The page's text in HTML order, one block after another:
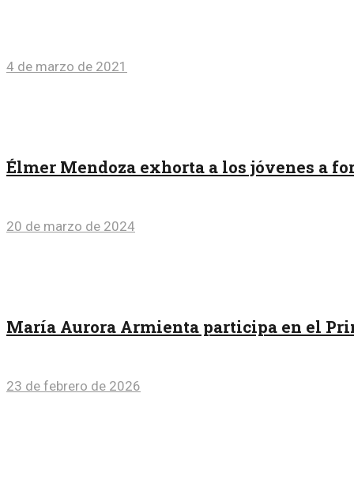
4 de marzo de 2021
Élmer Mendoza exhorta a los jóvenes a
20 de marzo de 2024
María Aurora Armienta participa en el
23 de febrero de 2026